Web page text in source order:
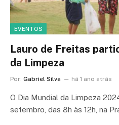
EVENTOS
Lauro de Freitas
da Limpeza
Por: Gabriel Silva há 1 ano atrás
O Dia Mundial da Limpeza
setembro, das 8h às 12h, na